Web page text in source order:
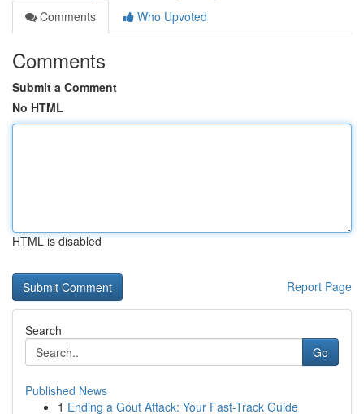
Comments
Who Upvoted
Comments
Submit a Comment
No HTML
HTML is disabled
Report Page
Search
Go
Published News
1 Ending a Gout Attack: Your Fast-Track Guide